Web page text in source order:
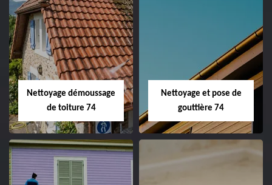
Nettoyage démoussage
de toiture 74
Nettoyage et pose de
gouttière 74